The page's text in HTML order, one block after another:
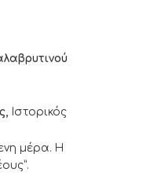
Ιστορικός
μέρα. Η